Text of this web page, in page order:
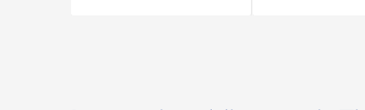
Comptez vos calories brulées, le temps